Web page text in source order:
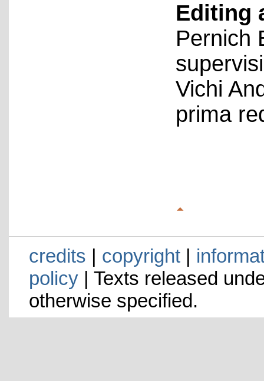
Editing
Pernich
Vichi
prima
credits | copyright|
policy| Texts released
otherwise specified.